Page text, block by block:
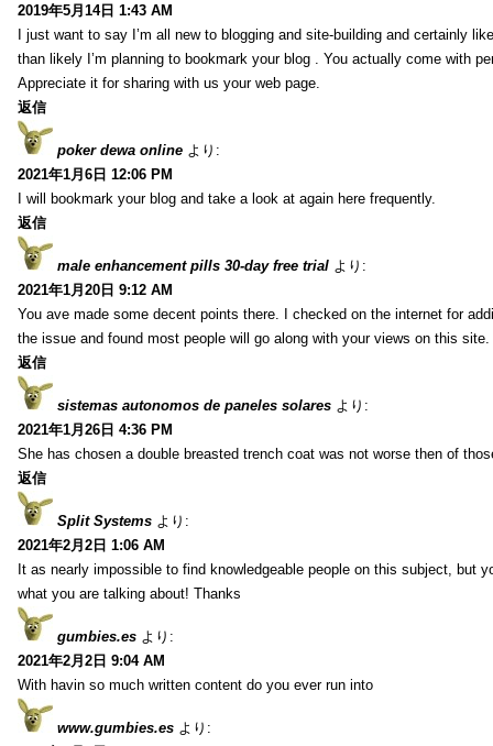
2019年5月14日 1:43 AM
I just want to say I’m all new to blogging and site-building and certainly
than likely I’m planning to bookmark your blog . You actually come with
Appreciate it for sharing with us your web page.
返信
poker dewa online より:
2021年1月6日 12:06 PM
I will bookmark your blog and take a look at again here frequently.
返信
male enhancement pills 30-day free trial より:
2021年1月20日 9:12 AM
You ave made some decent points there. I checked on the internet for
the issue and found most people will go along with your views on this site.
返信
sistemas autonomos de paneles solares より:
2021年1月26日 4:36 PM
She has chosen a double breasted trench coat was not worse then of
返信
Split Systems より:
2021年2月2日 1:06 AM
It as nearly impossible to find knowledgeable people on this subject, but
what you are talking about! Thanks
gumbies.es より:
2021年2月2日 9:04 AM
With havin so much written content do you ever run into
www.gumbies.es より: